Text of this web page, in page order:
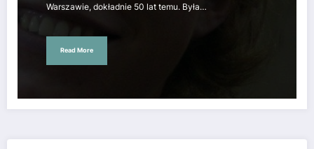
Warszawie, dokładnie 50 lat temu. Była…
Read More